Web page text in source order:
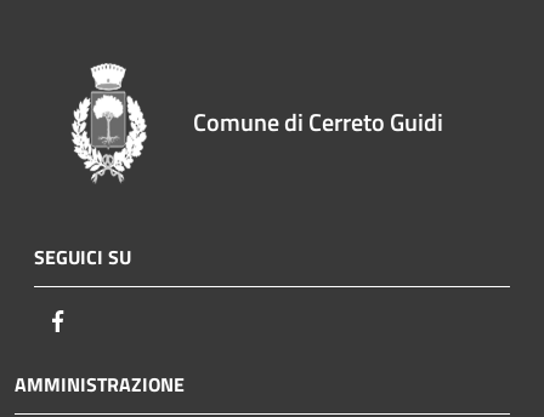
Comune di Cerreto Guidi
SEGUICI SU
AMMINISTRAZIONE